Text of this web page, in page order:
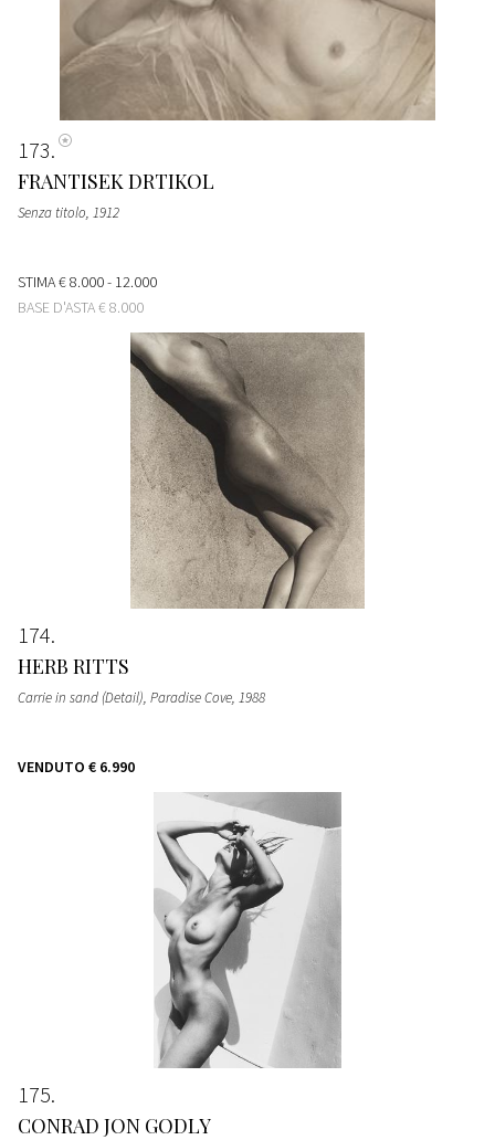
173
FRANTISEK DRTIKOL
Senza titolo, 1912
STIMA€ 8.000 - 12.000
BASE D'ASTA€ 8.000
174
HERB RITTS
Carrie in sand (Detail), Paradise Cove, 1988
VENDUTO € 6.990
175
CONRAD JON GODLY